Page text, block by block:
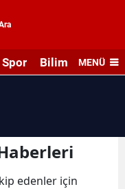
Spor Bilim veMENÜ
edenler için